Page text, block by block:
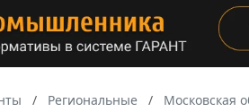
Региональные Московская